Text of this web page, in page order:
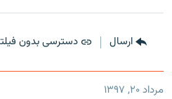
ارسال دسترسی بدون
مرداد ۲۰, ۱۳۹۷